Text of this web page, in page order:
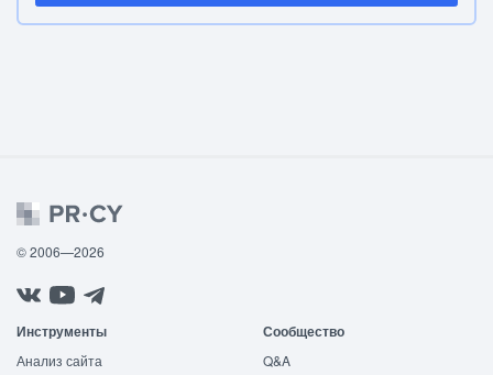
© 2006—2026
Инструменты
Анализ сайта
Сообщество
Q&A